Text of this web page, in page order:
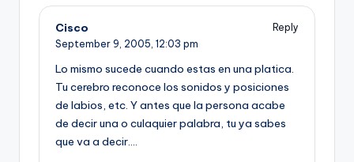
Cisco
Reply
September 9, 2005, 12:03 pm
Lo mismo sucede cuando estas en una platica.
Tu cerebro reconoce los sonidos y posiciones
de labios, etc. Y antes que la persona acabe
de decir una o culaquier palabra, tu ya sabes
que va a decir….